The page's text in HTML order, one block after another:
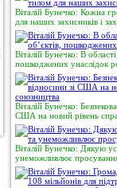
Віталій Бунечко: Кожна
для наших захисників і
Віталій Бунечко: В
пошкоджених унаслідок
Віталій Бунечко:
США на новий рівень
Віталій Бунечко: Дякую
унеможливлює